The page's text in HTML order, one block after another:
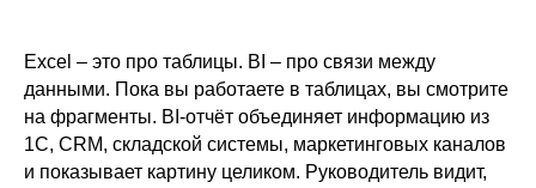
Excel – это про таблицы. BI – про связи между
данными. Пока вы работаете в таблицах, вы смотрите
на фрагменты. BI-отчёт объединяет информацию из
1С, CRM, складской системы, маркетинговых каналов
и показывает картину целиком. Руководитель видит,